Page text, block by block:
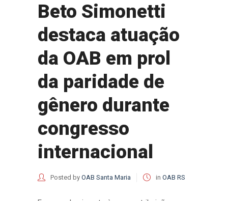
Beto Simonetti
destaca atuação
da OAB em prol
da paridade de
gênero durante
congresso
internacional
Posted by OAB Santa Maria in OAB RS